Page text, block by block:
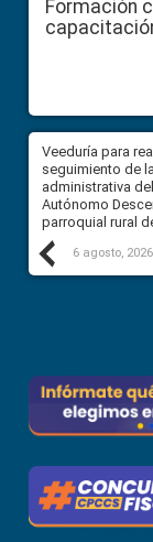
Formación
Veeduría para
seguimiento de
administrativa
Autónomo
parroquial rural
6 agosto, 2026